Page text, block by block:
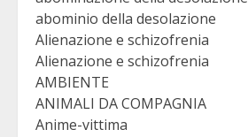
abominio della desolazione
Alienazione e schizofrenia
Alienazione e schizofrenia
AMBIENTE
ANIMALI DA COMPAGNIA
Anime-vittima